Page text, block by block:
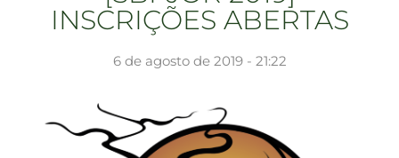
INSCRIÇÕES ABERTAS
6 de agosto de 2019 - 21:22